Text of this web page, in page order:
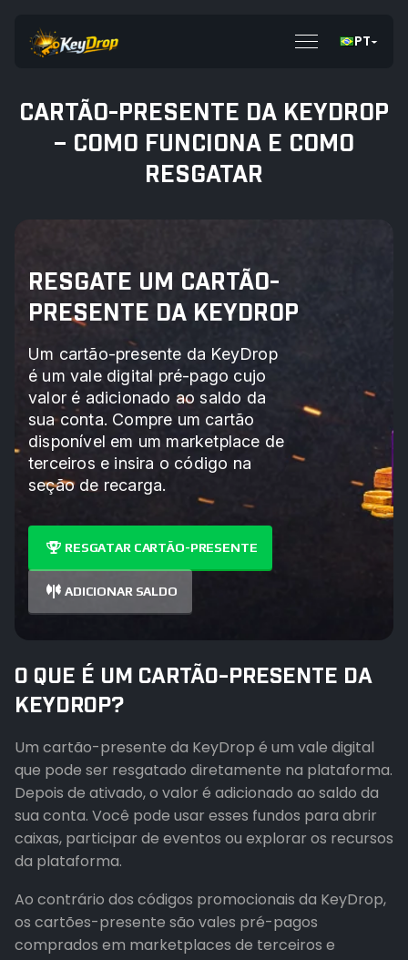
PT
CARTÃO-PRESENTE DA KEYDROP
– COMO FUNCIONA E COMO
RESGATAR
RESGATE UM CARTÃO-
PRESENTE DA KEYDROP
Um cartão-presente da KeyDrop
é um vale digital pré-pago cujo
valor é adicionado ao saldo da
sua conta. Compre um cartão
disponível em um marketplace de
terceiros e insira o código na
seção de recarga.
RESGATAR CARTÃO-PRESENTE
ADICIONAR SALDO
O QUE É UM CARTÃO-PRESENTE DA
KEYDROP?
Um cartão-presente da KeyDrop é um vale digital
que pode ser resgatado diretamente na plataforma.
Depois de ativado, o valor é adicionado ao saldo da
sua conta. Você pode usar esses fundos para abrir
caixas, participar de eventos ou explorar os recursos
da plataforma.
Ao contrário dos códigos promocionais da KeyDrop,
os cartões-presente são vales pré-pagos
comprados em marketplaces de terceiros e